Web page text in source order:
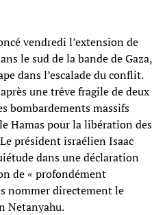
vendredi l’extension de
le sud de la bande de Gaza,
dans l’escalade du conflit.
une trêve fragile de deux
bombardements massifs
Hamas pour la libération des
président israélien Isaac
dans une déclaration
de « profondément
nommer directement le
Netanyahu.